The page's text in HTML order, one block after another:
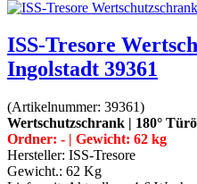
ISS-Tresore
Ingolstadt 39361
(Artikelnummer: 39361)
Wertschutzschrank | 180°
Ordner: - | Gewicht: 62 kg
Hersteller: ISS-Tresore
Gewicht.: 62 Kg